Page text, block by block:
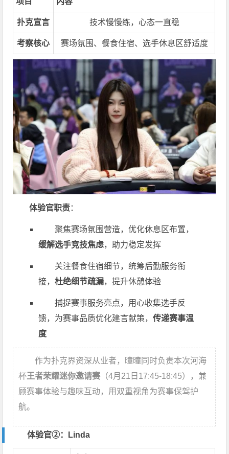
扑克宣言 技术慢慢练，心态一直稳
考察核心 赛场氛围、餐食住宿、选手休息区舒适度
体验官职责：
聚焦赛场氛围营造，优化休息区布置，
缓解选手竞技焦虑，助力稳定发挥
关注餐食住宿细节，统筹后勤服务衔
接，杜绝细节疏漏，提升休憩体验
捕捉赛事服务亮点，用心收集选手反
馈，为赛事品质优化建言献策，传递赛事温
度
作为扑克界资深从业者，曈曈同时负责本次河海
杯王者荣耀迷你邀请赛 （4月21日17:45-18:45），兼
顾赛事体验与趣味互动，用双重视角为赛事保驾护
航。
体验官②：Linda